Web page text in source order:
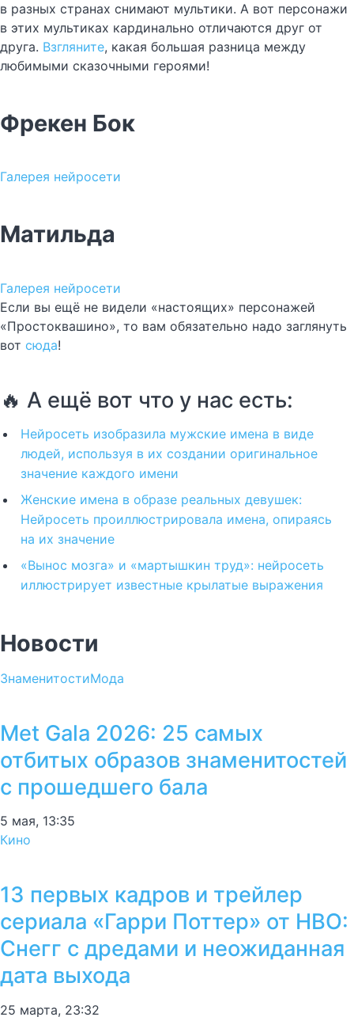
в разных странах снимают мультики. А вот персонажи
в этих мультиках кардинально отличаются друг от
друга. Взгляните, какая большая разница между
любимыми сказочными героями!
Фрекен Бок
Галерея нейросети
Матильда
Галерея нейросети
Если вы ещё не видели «настоящих» персонажей
«Простоквашино», то вам обязательно надо заглянуть
вот сюда!
🔥 А ещё вот что у нас есть:
Нейросеть изобразила мужские имена в виде
людей, используя в их создании оригинальное
значение каждого имени
Женские имена в образе реальных девушек:
Нейросеть проиллюстрировала имена, опираясь
на их значение
«Вынос мозга» и «мартышкин труд»: нейросеть
иллюстрирует известные крылатые выражения
Новости
ЗнаменитостиМода
Met Gala 2026: 25 самых
отбитых образов знаменитостей
с прошедшего бала
5 мая, 13:35
Кино
13 первых кадров и трейлер
сериала «Гарри Поттер» от HBO:
Снегг с дредами и неожиданная
дата выхода
25 марта, 23:32